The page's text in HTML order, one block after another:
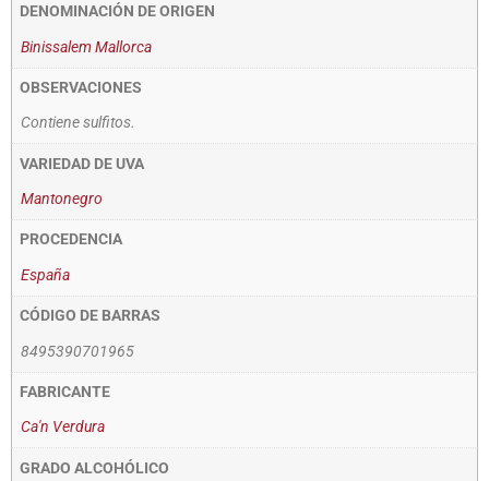
DENOMINACIÓN DE ORIGEN
Binissalem Mallorca
OBSERVACIONES
Contiene sulfitos.
VARIEDAD DE UVA
Mantonegro
PROCEDENCIA
España
CÓDIGO DE BARRAS
8495390701965
FABRICANTE
Ca'n Verdura
GRADO ALCOHÓLICO